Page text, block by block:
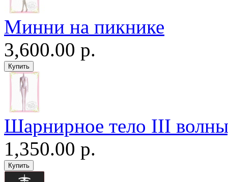
Минни на пикнике
3,600.00 р.
Шарнирное тело III
1,350.00 р.